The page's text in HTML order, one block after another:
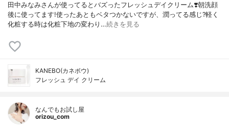
田中みなみさんが使ってるとバズったフレッシュデイクリーム❣️朝洗顔
後に使ってます!使ったあともベタつかないですが、潤ってる感じ?軽く
化粧する時は化粧下地の変わり…続きを見る
KANEBO(カネボウ)
フレッシュ デイ クリーム
なんでもお試し屋
orizou_com